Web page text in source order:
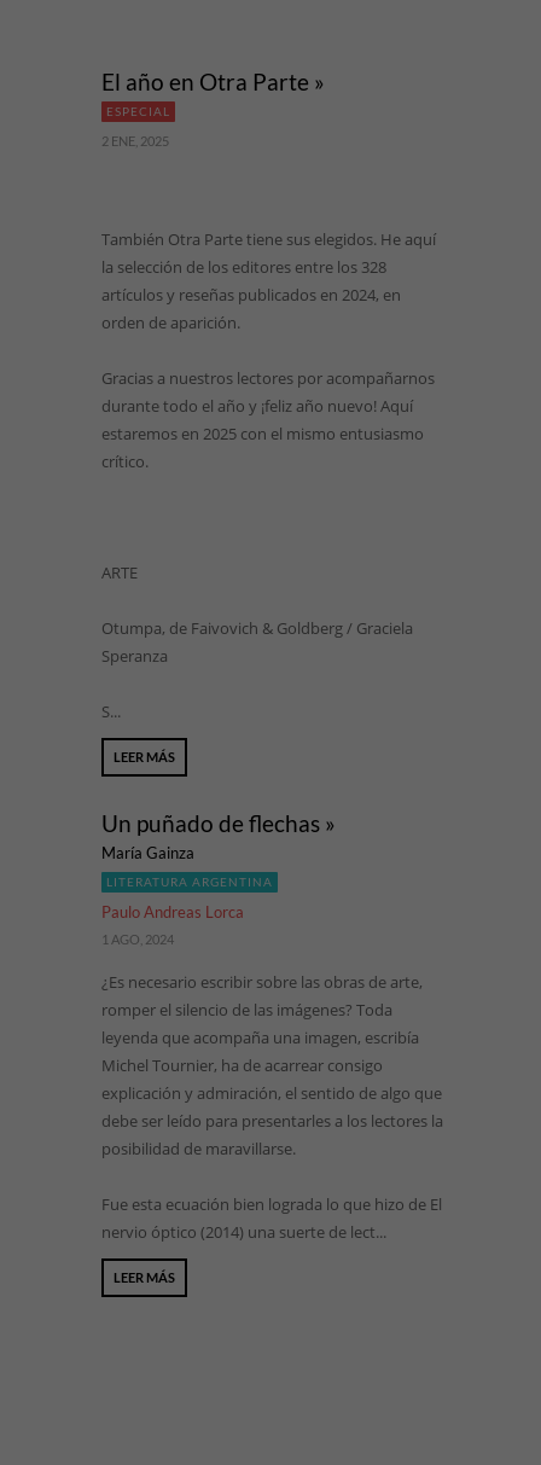
El año en Otra Parte »
ESPECIAL
2 ENE, 2025
También Otra Parte tiene sus elegidos. He aquí
la selección de los editores entre los 328
artículos y reseñas publicados en 2024, en
orden de aparición.
Gracias a nuestros lectores por acompañarnos
durante todo el año y ¡feliz año nuevo! Aquí
estaremos en 2025 con el mismo entusiasmo
crítico.
ARTE
Otumpa, de Faivovich & Goldberg / Graciela
Speranza
S...
LEER MÁS
Un puñado de flechas »
María Gainza
LITERATURA ARGENTINA
Paulo Andreas Lorca
1 AGO, 2024
¿Es necesario escribir sobre las obras de arte,
romper el silencio de las imágenes? Toda
leyenda que acompaña una imagen, escribía
Michel Tournier, ha de acarrear consigo
explicación y admiración, el sentido de algo que
debe ser leído para presentarles a los lectores la
posibilidad de maravillarse.
Fue esta ecuación bien lograda lo que hizo de El
nervio óptico (2014) una suerte de lect...
LEER MÁS